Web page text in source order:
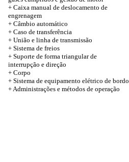
+ Caixa manual de deslocamento de
engrenagem
+ Câmbio automático
+ Caso de transferência
+ União e linha de transmissão
+ Sistema de freios
+ Suporte de forma triangular de
interrupção e direção
+ Corpo
+ Sistema de equipamento elétrico de bordo
+ Administrações e métodos de operação